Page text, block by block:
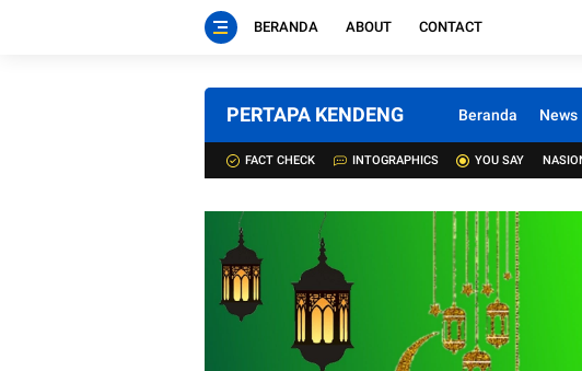
BERANDA ABOUT CONTACT
PERTAPA KENDENG Beranda News
FACT CHECK INTOGRAPHICS YOU SAY